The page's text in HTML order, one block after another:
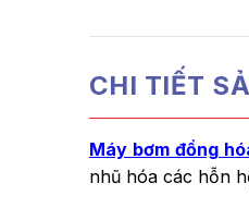
CHI TIẾT
Máy bơm đồng
nhũ hóa các hỗn